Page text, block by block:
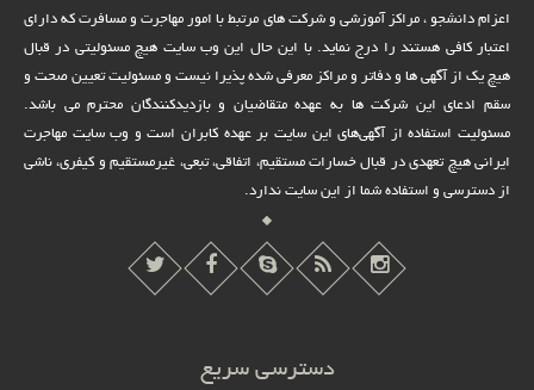
اعزام دانشجو ، مراکز آموزشی و شرکت های مرتبط با امور مهاجرت و مسافرت که دارای
اعتبار کافی هستند را درج نماید. با این حال این وب سایت هیچ مسئولیتی در قبال
هیچ یک از آگهی ها و دفاتر و مراکز معرفی شده پذیرا نیست و مسئولیت تعیین صحت و
سقم ادعای این شرکت ها به عهده متقاضیان و بازدیدکنندگان محترم می باشد.
مسئولیت استفاده از آگهی‌های این سایت بر عهده کابران است و وب سایت مهاجرت
ایرانی هیچ تعهدى در قبال خسارات مستقیم، اتفاقى، تبعى، غیرمستقیم و کیفرى، ناشى
از دسترسى و استفاده شما از این سایت ندارد.
دسترسی سریع